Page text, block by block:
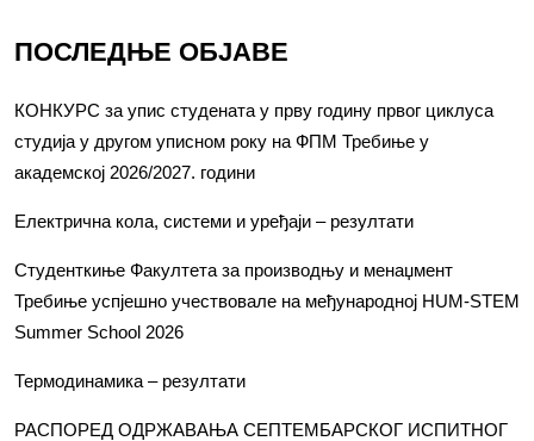
ПОСЛЕДЊЕ ОБЈАВЕ
КОНКУРС за упис студената у прву годину првог циклуса
студија у другом уписном року на ФПМ Требиње у
академској 2026/2027. години
Електрична кола, системи и уређаји – резултати
Студенткиње Факултета за производњу и менаџмент
Требиње успјешно учествовале на међународној HUM-STEM
Summer School 2026
Термодинамика – резултати
РАСПОРЕД ОДРЖАВАЊА СЕПТЕМБАРСКОГ ИСПИТНОГ